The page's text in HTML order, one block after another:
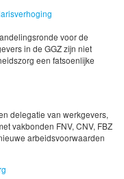
voor de
in de GGZ zijn niet
een fatsoenlijke
delegatie van werkgevers,
vakbonden FNV, CNV, FBZ
arbeidsvoorwaarden